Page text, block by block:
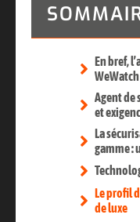
En bref,
Agent de
et
La
gamme :
Le profil
de luxe